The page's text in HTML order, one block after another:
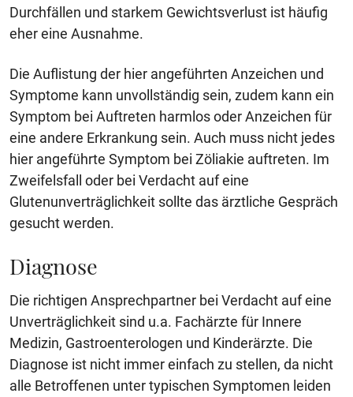
Durchfällen und starkem Gewichtsverlust ist häufig
eher eine Ausnahme.
Die Auflistung der hier angeführten Anzeichen und
Symptome kann unvollständig sein, zudem kann ein
Symptom bei Auftreten harmlos oder Anzeichen für
eine andere Erkrankung sein. Auch muss nicht jedes
hier angeführte Symptom bei Zöliakie auftreten. Im
Zweifelsfall oder bei Verdacht auf eine
Glutenunverträglichkeit sollte das ärztliche Gespräch
gesucht werden.
Diagnose
Die richtigen Ansprechpartner bei Verdacht auf eine
Unverträglichkeit sind u.a. Fachärzte für Innere
Medizin, Gastroenterologen und Kinderärzte. Die
Diagnose ist nicht immer einfach zu stellen, da nicht
alle Betroffenen unter typischen Symptomen leiden